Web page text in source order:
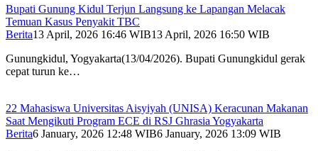
Bupati Gunung Kidul Terjun Langsung ke Lapangan Melacak
Temuan Kasus Penyakit TBC
Berita13 April, 2026 16:46 WIB13 April, 2026 16:50 WIB
Gunungkidul, Yogyakarta(13/04/2026). Bupati Gunungkidul gerak
cepat turun ke…
22 Mahasiswa Universitas Aisyiyah (UNISA) Keracunan Makanan
Saat Mengikuti Program ECE di RSJ Ghrasia Yogyakarta
Berita6 January, 2026 12:48 WIB6 January, 2026 13:09 WIB